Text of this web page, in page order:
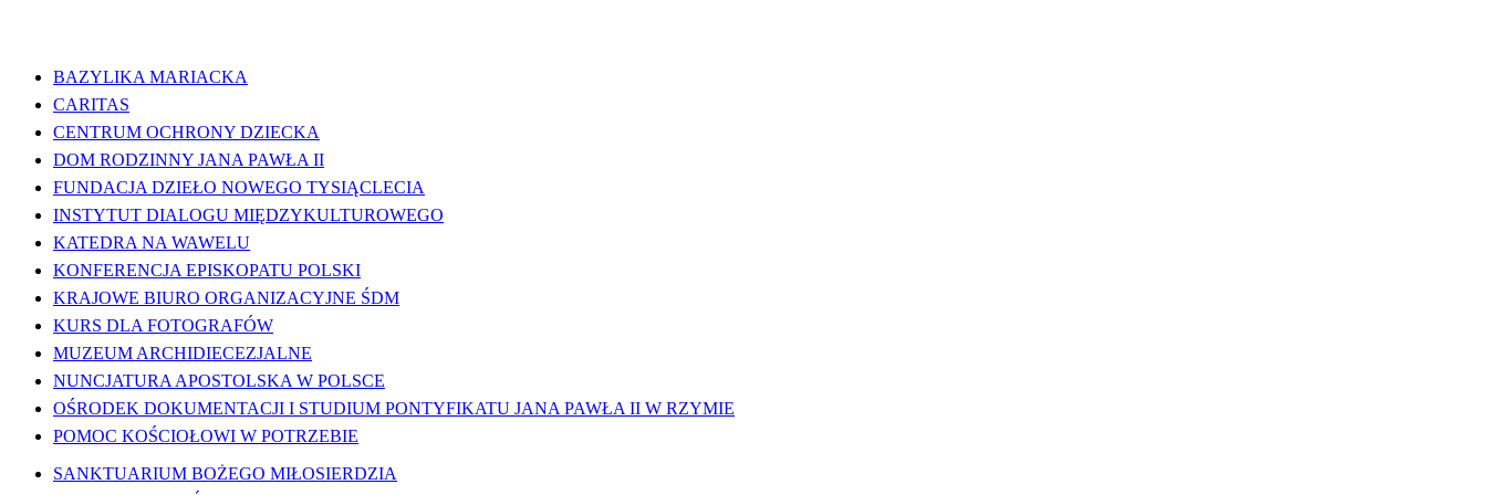
BAZYLIKA MARIACKA
CARITAS
CENTRUM OCHRONY DZIECKA
DOM RODZINNY JANA PAWŁA II
FUNDACJA DZIEŁO NOWEGO TYSIĄCLECIA
INSTYTUT DIALOGU MIĘDZYKULTUROWEGO
KATEDRA NA WAWELU
KONFERENCJA EPISKOPATU POLSKI
KRAJOWE BIURO ORGANIZACYJNE ŚDM
KURS DLA FOTOGRAFÓW
MUZEUM ARCHIDIECEZJALNE
NUNCJATURA APOSTOLSKA W POLSCE
OŚRODEK DOKUMENTACJI I STUDIUM PONTYFIKATU JANA PAWŁA II W RZYMIE
POMOC KOŚCIOŁOWI W POTRZEBIE
SANKTUARIUM BOŻEGO MIŁOSIERDZIA